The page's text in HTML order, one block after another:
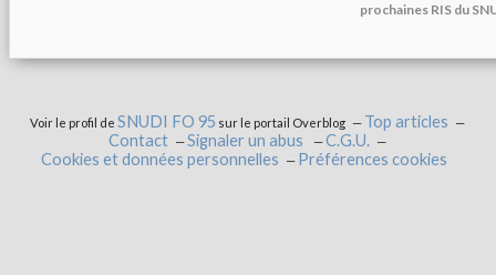
prochaines RIS du
Voir le profil deSNUDI FO 95 sur le portail Overblog
Top articles
Contact
Signaler un abus
C.G.U.
Cookies et données personnelles
Préférences cookies